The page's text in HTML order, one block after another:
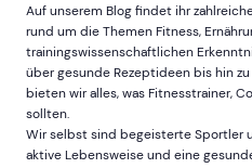
Auf unserem Blog findet ihr
rund um die Themen Fitness,
trainingswissenschaftlichen
über gesunde Rezeptideen bis hin
bieten wir alles, was Fitnesstrainer,
sollten.
Wir selbst sind begeisterte Sportler
aktive Lebensweise und eine